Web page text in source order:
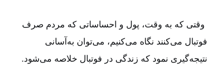
وقتی که به وقت، پول و احساساتی که مردم صرف
فوتبال می‌کنند نگاه می‌کنیم، می‌توان به‌آسانی
نتیجه‌گیری نمود که زندگی در فوتبال خلاصه می‌شود.